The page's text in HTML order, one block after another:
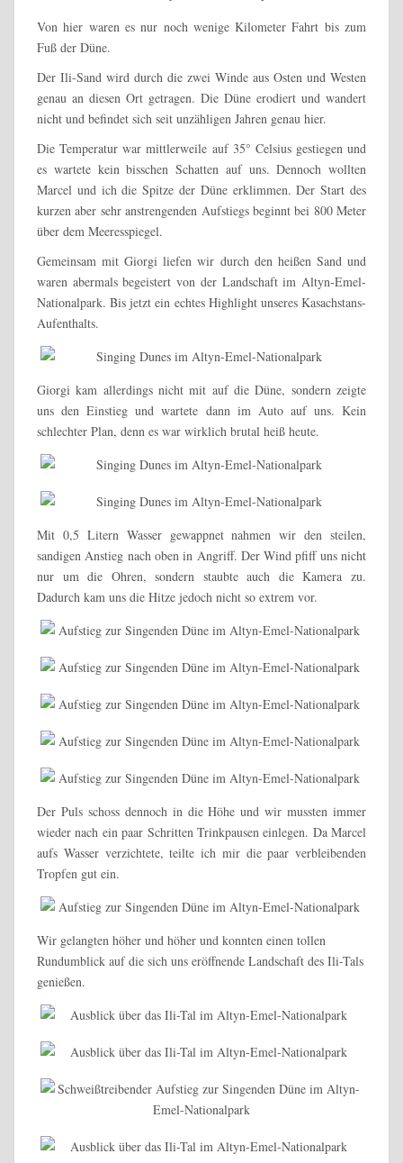
Von hier waren es nur noch wenige Kilometer Fahrt bis zum
Fuß der Düne.
Der Ili-Sand wird durch die zwei Winde aus Osten und Westen
genau an diesen Ort getragen. Die Düne erodiert und wandert
nicht und befindet sich seit unzähligen Jahren genau hier.
Die Temperatur war mittlerweile auf 35° Celsius gestiegen und
es wartete kein bisschen Schatten auf uns. Dennoch wollten
Marcel und ich die Spitze der Düne erklimmen. Der Start des
kurzen aber sehr anstrengenden Aufstiegs beginnt bei 800 Meter
über dem Meeresspiegel.
Gemeinsam mit Giorgi liefen wir durch den heißen Sand und
waren abermals begeistert von der Landschaft im Altyn-Emel-
Nationalpark. Bis jetzt ein echtes Highlight unseres Kasachstans-
Aufenthalts.
Giorgi kam allerdings nicht mit auf die Düne, sondern zeigte
uns den Einstieg und wartete dann im Auto auf uns. Kein
schlechter Plan, denn es war wirklich brutal heiß heute.
Mit 0,5 Litern Wasser gewappnet nahmen wir den steilen,
sandigen Anstieg nach oben in Angriff. Der Wind pfiff uns nicht
nur um die Ohren, sondern staubte auch die Kamera zu.
Dadurch kam uns die Hitze jedoch nicht so extrem vor.
Der Puls schoss dennoch in die Höhe und wir mussten immer
wieder nach ein paar Schritten Trinkpausen einlegen. Da Marcel
aufs Wasser verzichtete, teilte ich mir die paar verbleibenden
Tropfen gut ein.
Wir gelangten höher und höher und konnten einen tollen
Rundumblick auf die sich uns eröffnende Landschaft des Ili-Tals
genießen.